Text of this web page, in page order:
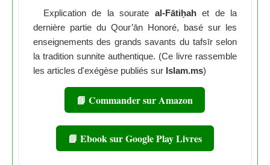
Explication de la sourate al-Fātiḥahet de la
dernière partie du Qour’ān Honoré, basé sur les
enseignements des grands savants du tafsīr selon
la tradition sunnite authentique. (Ce livre rassemble
les articles d'exégèse publiés sur Islam.ms)
📘 Commander sur Amazon
📘 Ebook sur Google Play Livres